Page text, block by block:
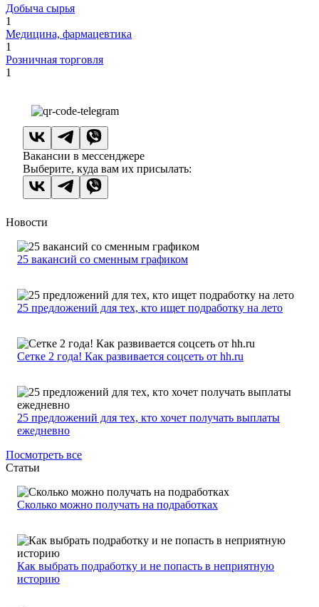
Добыча сырья
1
Медицина, фармацевтика
1
Розничная торговля
1
Вакансии в мессенджере
Выберите, куда вам их присылать:
Новости
25 вакансий со сменным графиком
25 предложений для тех, кто ищет подработку на лето
Сетке 2 года! Как развивается соцсеть от hh.ru
25 предложений для тех, кто хочет получать выплаты
ежедневно
Посмотреть все
Статьи
Сколько можно получать на подработках
Как выбрать подработку и не попасть в неприятную
историю